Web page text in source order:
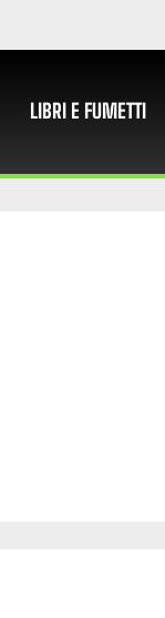
LIBRI E FUMETTI